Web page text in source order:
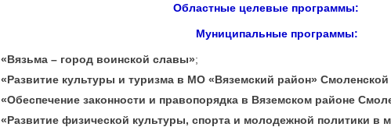
Областные целевые программы:
Муниципальные программы:
«Вязьма – город воинской славы»;
«Развитие культуры и туризма в МО «Вяземский район» Смоленской
«Обеспечение законности и правопорядка в Вяземском районе
«Развитие физической культуры, спорта и молодежной политики в